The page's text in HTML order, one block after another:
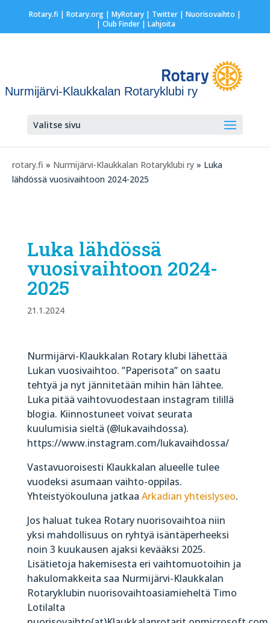
Rotary.fi | Rotary.org| MyRotary| Twitter| Nuorisovaihto |
| Club Finder| Lahjoita
Nurmijärvi-Klaukkalan Rotaryklubi ry
Valitse sivu
rotary.fi » Nurmijärvi-Klaukkalan Rotaryklubi ry » Luka
lähdössä vuosivaihtoon 2024-2025
Luka lähdössä
vuosivaihtoon 2024-
2025
21.1.2024
Nurmijärvi-Klaukkalan Rotary klubi lähettää
Lukan vuosivaihtoo. ”Paperisota” on saatu
tehtyä ja nyt jännitetään mihin hän lähtee.
Luka pitää vaihtovuodestaan instagram tilillä
blogia. Kiinnostuneet voivat seurata
kuulumisia sieltä (@lukavaihdossa).
https://www.instagram.com/lukavaihdossa/
Vastavuoroisesti Klaukkalan alueelle tulee
vuodeksi asumaan vaihto-oppilas.
Yhteistyökouluna jatkaa Arkadian yhteislyseo.
Jos haluat tukea Rotary nuorisovaihtoa niin
yksi mahdollisuus on ryhtyä isäntäperheeksi
noin 3 kuukausen ajaksi kevääksi 2025.
Lisätietoja hakemisesta eri vaihtomuotoihin ja
hakulomakkeita saa Nurmijärvi-Klaukkalan
Rotaryklubin nuorisovaihtoasiamieheltä Timo
Lotilalta